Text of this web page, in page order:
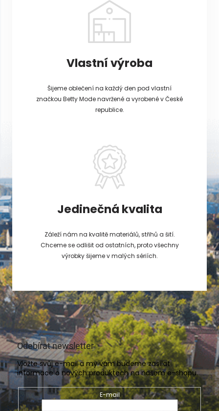
Vlastní výroba
Šijeme oblečení na každý den pod vlastní
značkou Betty Mode navržené a vyrobené v České
republice.
Jedinečná kvalita
Záleží nám na kvalitě materiálů, střihů a šití.
Chceme se odlišit od ostatních, proto všechny
výrobky šijeme v malých sériích.
Odebírat newsletter
Vložte svůj e-mail a my vám budeme zasílat
informace o nových produktech na našem e-shopu.
E-mail